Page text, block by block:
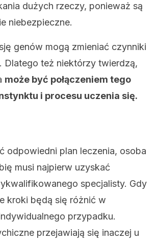
dużych rzeczy, ponieważ są
niebezpieczne.
genów mogą zmieniać czynniki
Dlatego też niektórzy twierdzą,
może być połączeniem tego
i procesu uczenia się.
odpowiedni plan leczenia, osoba
musi najpierw uzyskać
specjalisty. Gdy
kroki będą się różnić w
przypadku.
przejawiają się inaczej u